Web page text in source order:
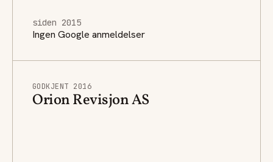
siden 2015
Ingen Google anmeldelser
GODKJENT 2016
Orion Revisjon AS